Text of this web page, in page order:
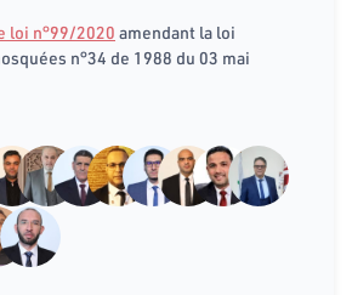
loi n°99/2020 amendant la loi
n°34 de 1988 du 03 mai